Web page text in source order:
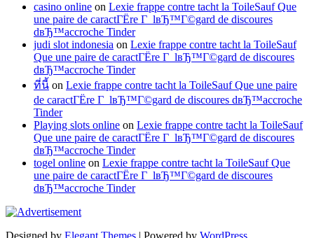
casino online on Lexie frappe contre tacht la ToileSauf Que
une paire de caractГЁre Г lвЂ™Г©gard de discoures
dвЂ™accroche Tinder
judi slot indonesia on Lexie frappe contre tacht la ToileSauf
Que une paire de caractГЁre Г lвЂ™Г©gard de discoures
dвЂ™accroche Tinder
ที่นี้ on Lexie frappe contre tacht la ToileSauf Que une paire
de caractГЁre Г lвЂ™Г©gard de discoures dвЂ™accroche
Tinder
Playing slots online on Lexie frappe contre tacht la ToileSauf
Que une paire de caractГЁre Г lвЂ™Г©gard de discoures
dвЂ™accroche Tinder
togel online on Lexie frappe contre tacht la ToileSauf Que
une paire de caractГЁre Г lвЂ™Г©gard de discoures
dвЂ™accroche Tinder